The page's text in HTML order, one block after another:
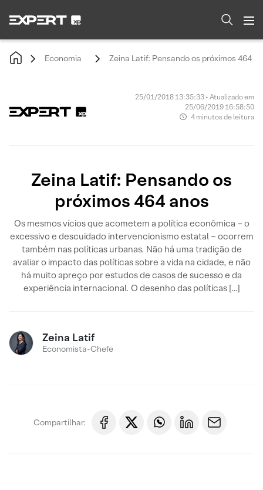
Economia Zeina Latif: Pensando os próximos 464
25/01/2018 13:35:33 • Atualizado em
25/06/2019 16:58:50
4 minutos de leitura
Zeina Latif: Pensando os
próximos 464 anos
Os mesmos vícios que acometem a política econômica – o
excessivo e descuidado intervencionismo estatal – ocorrem
também nas políticas urbanas. Não há uma tradição de
avaliar o impacto das políticas sobre a vida na cidade, e não
há muito apreço por estudos de casos de sucesso e da
experiência internacional. O desenho das políticas […]
Zeina Latif
Economista-Chefe
Compartilhar: